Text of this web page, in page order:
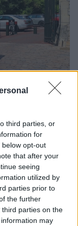
third parties, or
for
opt-out
that after your
seeing
utilized by
parties prior to
the further
parties on the
may
ανάκτορα του
υπό
κάτω από τις